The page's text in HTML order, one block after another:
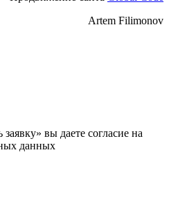
Artem Filimonov
вы даете согласие на
данных